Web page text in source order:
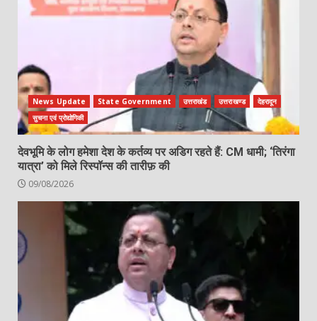
News Update State Government उत्तराखंड उत्तराखण्ड
देहरादून
सुचना एवं प्रोद्योगिकी
देवभूमि के लोग हमेशा देश के कर्तव्य पर अडिग रहते हैं: CM धामी; ‘तिरंगा
यात्रा’ को मिले रिस्पॉन्स की तारीफ़ की
09/08/2026